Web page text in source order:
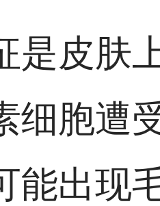
是皮肤
细胞遭
能出现